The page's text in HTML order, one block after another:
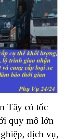
Tây có tốc
quy mô lớn
dịch vụ,
giao
càng lớn.
Miền Tây